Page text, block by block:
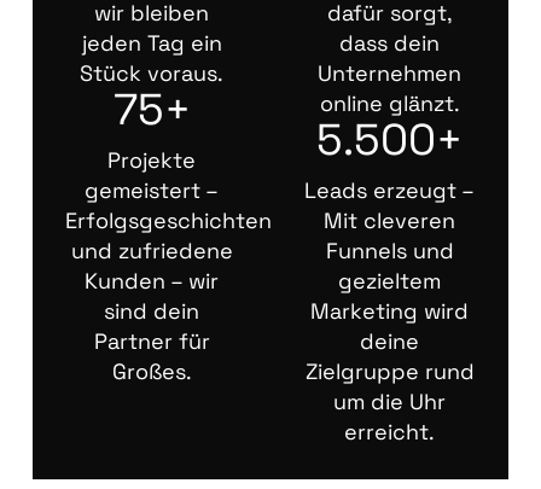
wir bleiben
jeden Tag ein
Stück voraus.
75+
Projekte
gemeistert –
Erfolgsgeschichten
und zufriedene
Kunden – wir
sind dein
Partner für
Großes.
dafür sorgt,
dass dein
Unternehmen
online glänzt.
5.500+
Leads erzeugt –
Mit cleveren
Funnels und
gezieltem
Marketing wird
deine
Zielgruppe rund
um die Uhr
erreicht.